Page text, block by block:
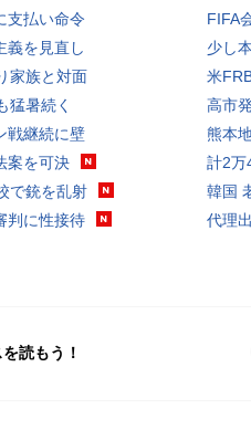
支払い命令
義を見直し
家族と対面
猛暑続く
戦継続に壁
案を可決
で銃を乱射
判に性接待
FIFA
少し
米
高市
熊本
計2万
韓国
代理
読もう！